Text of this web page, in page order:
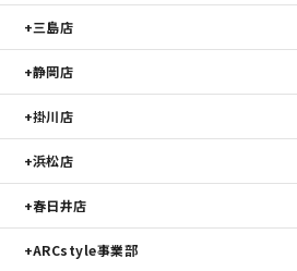
三島店
静岡店
掛川店
浜松店
春日井店
ARCstyle事業部